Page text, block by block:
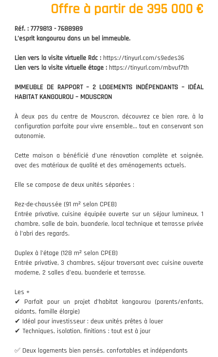
Offre à partir de 395 000 €
Réf. : 7779813 - 7688989
L’esprit kangourou dans un bel immeuble.
Lien vers la visite virtuelle Rdc : https://tinyurl.com/s9edes36
Lien vers la visite virtuelle étage : https://tinyurl.com/mbvuf7th
IMMEUBLE DE RAPPORT – 2 LOGEMENTS INDÉPENDANTS – IDÉAL
HABITAT KANGOUROU – MOUSCRON
À deux pas du centre de Mouscron, découvrez ce bien rare, à la
configuration parfaite pour vivre ensemble… tout en conservant son
autonomie.
Cette maison a bénéficié d’une rénovation complète et soignée,
avec des matériaux de qualité et des aménagements actuels.
Elle se compose de deux unités séparées :
Rez-de-chaussée (91 m² selon CPEB)
Entrée privative, cuisine équipée ouverte sur un séjour lumineux, 1
chambre, salle de bain, buanderie, local technique et terrasse privée
à l’abri des regards.
Duplex à l’étage (128 m² selon CPEB)
Entrée privative, 3 chambres, séjour traversant avec cuisine ouverte
moderne, 2 salles d’eau, buanderie et terrasse.
Les +
✔ Parfait pour un projet d’habitat kangourou (parents/enfants,
aidants, famille élargie)
✔ Idéal pour investisseur : deux unités prêtes à louer
✔ Techniques, isolation, finitions : tout est à jour
✅ Deux logements bien pensés, confortables et indépendants